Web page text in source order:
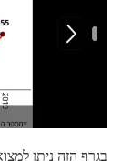
בגרף הזה ניתן